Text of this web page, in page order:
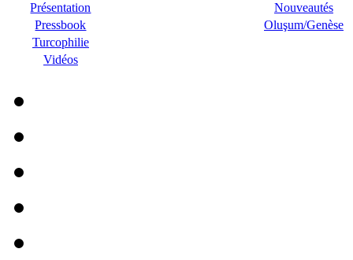
Présentation
Nouveautés
Pressbook
Oluşum/Genèse
Turcophilie
Vidéos